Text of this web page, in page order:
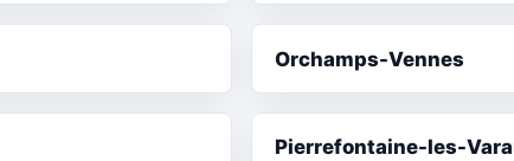
Orchamps-Vennes
Pierrefontaine-les-